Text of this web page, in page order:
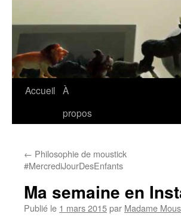
Aller
Accueil À
propos
← Philosophie de moustick
#MercrediJourDesEnfants
Ma semaine en
Publié le 1 mars 2015par Madame